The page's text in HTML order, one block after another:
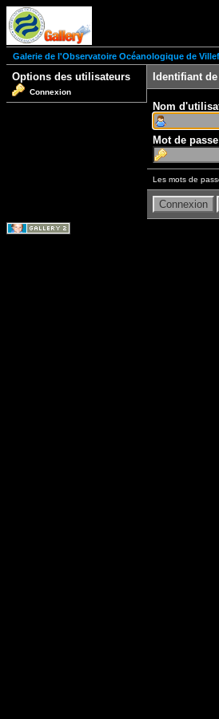
Galerie de l'Observatoire Océanologique de
Options des utilisateurs
Connexion
Identifiant
Nom
Mot de passe
Les mots de